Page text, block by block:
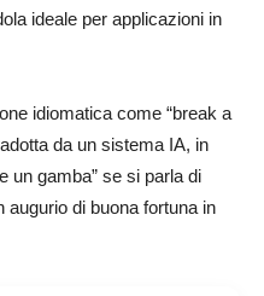
ideale per applicazioni in
idiomatica come “break a
da un sistema IA, in
un gamba” se si parla di
augurio di buona fortuna in